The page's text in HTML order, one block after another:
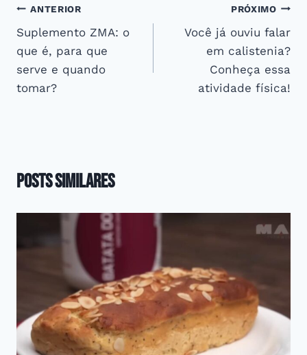
Navegação
de
Post
ANTERIOR
Suplemento ZMA: o
que é, para que
serve e quando
tomar?
PRÓXIMO
Você já ouviu falar
em calistenia?
Conheça essa
atividade física!
Posts Similares